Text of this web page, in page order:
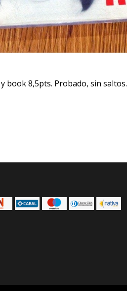
y book 8,5pts. Probado, sin saltos.